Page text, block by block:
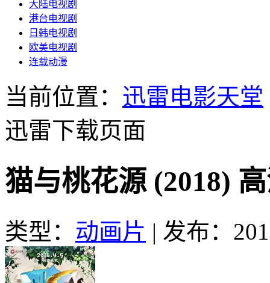
大陆电视剧
港台电视剧
日韩电视剧
欧美电视剧
连载动漫
当前位置： 迅雷电影天堂
迅雷下载页面
猫与桃花源 (2018)
类型： 动画片 | 发布：